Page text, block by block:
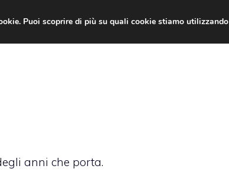
anni che porta.
Puoi scoprire di più su quali cookie stiamo utilizzando